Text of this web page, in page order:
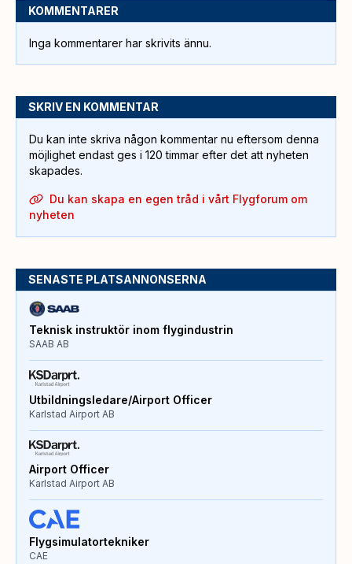
KOMMENTARER
Inga kommentarer har skrivits ännu.
SKRIV EN KOMMENTAR
Du kan inte skriva någon kommentar nu eftersom denna
möjlighet endast ges i 120 timmar efter det att nyheten
skapades.
Du kan skapa en egen tråd i vårt Flygforum om
nyheten
SENASTE PLATSANNONSERNA
Teknisk instruktör inom flygindustrin
SAAB AB
Utbildningsledare/Airport Officer
Karlstad Airport AB
Airport Officer
Karlstad Airport AB
Flygsimulatortekniker
CAE